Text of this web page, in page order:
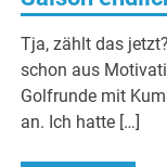
Tja, zählt das
schon aus
Golfrunde mit
an. Ich hatte […]